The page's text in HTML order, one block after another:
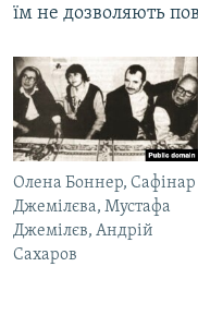
їм не дозволяють
Олена Боннер, Сафінар
Джемілєва, Мустафа
Джемілєв, Андрій
Сахаров